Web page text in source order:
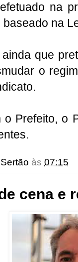
na
na
que
o
Prefeito, o
às 07:15
cena e